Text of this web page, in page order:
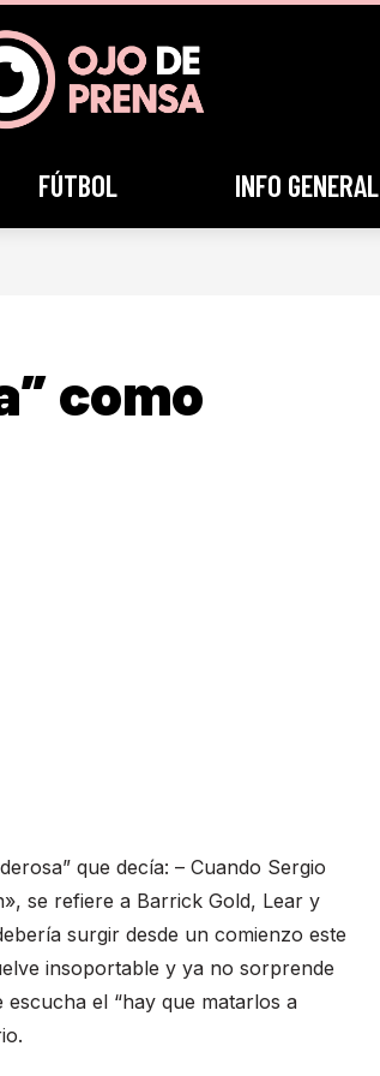
FÚTBOL INFO GENERAL
como
que decía: – Cuando Sergio
se refiere a Barrick Gold, Lear y
surgir desde un comienzo este
insoportable y ya no sorprende
el “hay que matarlos a